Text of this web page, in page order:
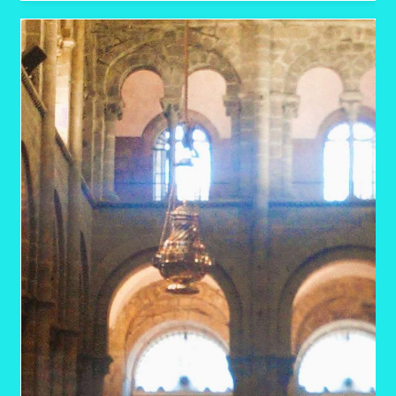
Villafranca de los Barros – Puerto de la Herrerias
Puerto de las Herrerias – Canaveral
Canaveral – Aldavueva
Aldanueva – San Pedro Rozados
San Pedro Rozados – Zamora
Zamora – Villanueva de las Pedras
Villanueva de las Pedras – Sanabria
Sanabria – Gudina